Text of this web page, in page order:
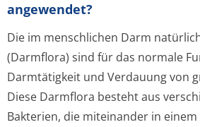
angewendet?
Die im menschlichen Darm
(Darmflora) sind für das normale
Darmtätigkeit und Verdauung von
Diese Darmflora besteht aus
Bakterien, die miteinander in einem